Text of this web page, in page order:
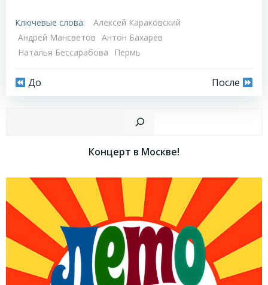
Ключевые слова:
Алексей Караковский
Андрей Мансветов Антон Бахарев
Наталья Бессарабова
Пермь
Навигация
записям
До
Навигация
по
записям
После
Концерт в Москве!